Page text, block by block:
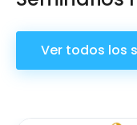
Ver todos los